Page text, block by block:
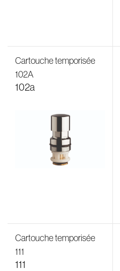
Cartouche temporisée
102A
102a
Cartouche temporisée
111
111